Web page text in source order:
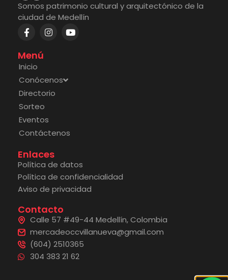
Somos patrimonio cultural y arquitectónico de la
ciudad de Medellín
Menú
Inicio
Conócenos
Directorio
Sorteo
Eventos
Contáctenos
Enlaces
Política de datos
Política de confidencialidad
Aviso de privacidad
Contacto
Calle 57 #49-44 Medellín, Colombia
mercadeoccvillanueva@gmail.com
(604) 2510365
304 383 21 62